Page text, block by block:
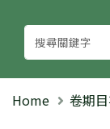
Home 卷期